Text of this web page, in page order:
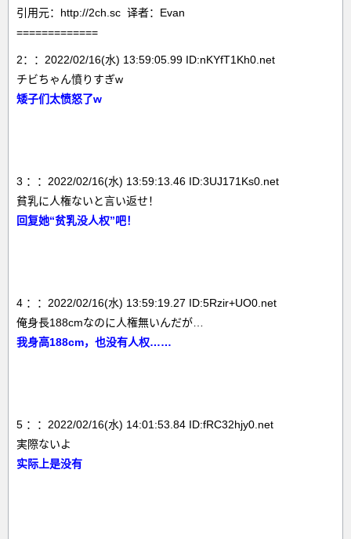
引用元：http://2ch.sc 译者：Evan
=============
2：：2022/02/16(水) 13:59:05.99 ID:nKYfT1Kh0.net
チビちゃん憤りすぎw
矮子们太愤怒了w
3 ：：2022/02/16(水) 13:59:13.46 ID:3UJ171Ks0.net
貧乳に人権ないと言い返せ！
回复她“贫乳没人权”吧！
4 ：：2022/02/16(水) 13:59:19.27 ID:5Rzir+UO0.net
俺身長188cmなのに人権無いんだが…
我身高188cm，也没有人权……
5 ：：2022/02/16(水) 14:01:53.84 ID:fRC32hjy0.net
実際ないよ
实际上是没有